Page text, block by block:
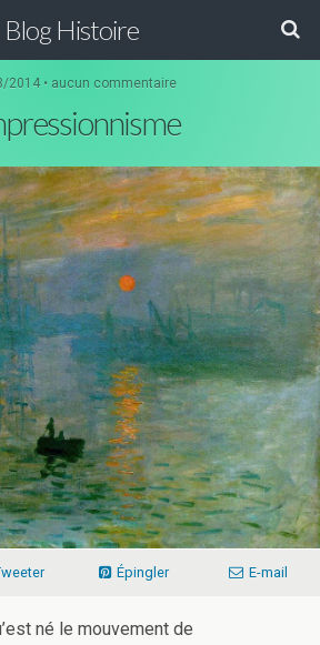
Blog Histoire
2014 • aucun commentaire
Épingler E-mail
né le mouvement de